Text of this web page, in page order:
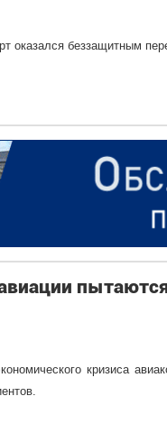
оказался беззащитным
кризиса